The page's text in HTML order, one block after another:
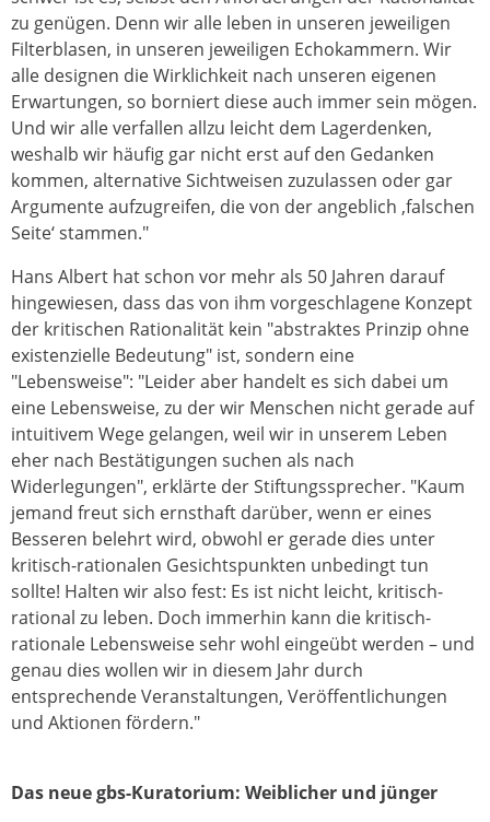
zu genügen. Denn wir alle leben in unseren jeweiligen
Filterblasen, in unseren jeweiligen Echokammern. Wir
alle designen die Wirklichkeit nach unseren eigenen
Erwartungen, so borniert diese auch immer sein mögen.
Und wir alle verfallen allzu leicht dem Lagerdenken,
weshalb wir häufig gar nicht erst auf den Gedanken
kommen, alternative Sichtweisen zuzulassen oder gar
Argumente aufzugreifen, die von der angeblich ‚falschen
Seite‘ stammen."
Hans Albert hat schon vor mehr als 50 Jahren darauf
hingewiesen, dass das von ihm vorgeschlagene Konzept
der kritischen Rationalität kein "abstraktes Prinzip ohne
existenzielle Bedeutung" ist, sondern eine
"Lebensweise": "Leider aber handelt es sich dabei um
eine Lebensweise, zu der wir Menschen nicht gerade auf
intuitivem Wege gelangen, weil wir in unserem Leben
eher nach Bestätigungen suchen als nach
Widerlegungen", erklärte der Stiftungssprecher. "Kaum
jemand freut sich ernsthaft darüber, wenn er eines
Besseren belehrt wird, obwohl er gerade dies unter
kritisch-rationalen Gesichtspunkten unbedingt tun
sollte! Halten wir also fest: Es ist nicht leicht, kritisch-
rational zu leben. Doch immerhin kann die kritisch-
rationale Lebensweise sehr wohl eingeübt werden – und
genau dies wollen wir in diesem Jahr durch
entsprechende Veranstaltungen, Veröffentlichungen
und Aktionen fördern."
Das neue gbs-Kuratorium: Weiblicher und jünger